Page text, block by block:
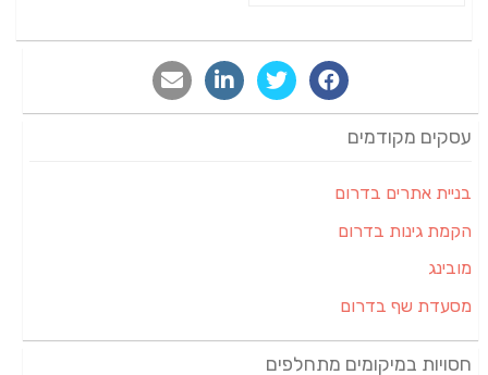
עסקים מקודמים
בניית אתרים בדרום
הקמת גינות בדרום
מובינג
מסעדת שף בדרום
חסויות במיקומים מתחלפים